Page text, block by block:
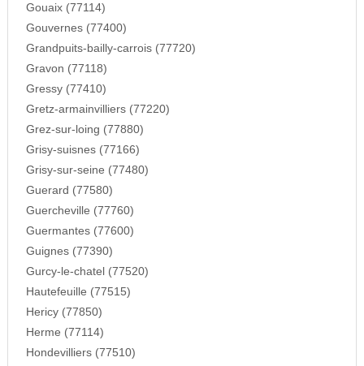
Gouaix (77114)
Gouvernes (77400)
Grandpuits-bailly-carrois (77720)
Gravon (77118)
Gressy (77410)
Gretz-armainvilliers (77220)
Grez-sur-loing (77880)
Grisy-suisnes (77166)
Grisy-sur-seine (77480)
Guerard (77580)
Guercheville (77760)
Guermantes (77600)
Guignes (77390)
Gurcy-le-chatel (77520)
Hautefeuille (77515)
Hericy (77850)
Herme (77114)
Hondevilliers (77510)